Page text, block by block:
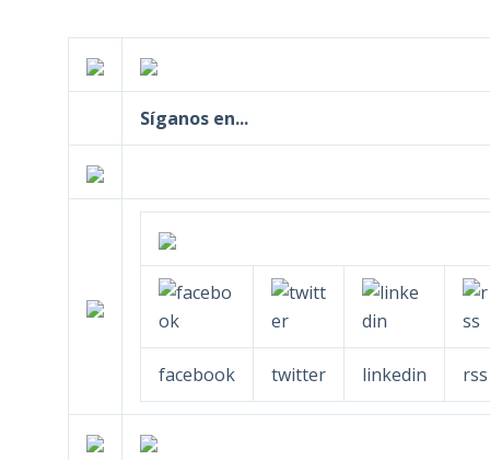
Síganos en...
facebook twitter linkedin rss